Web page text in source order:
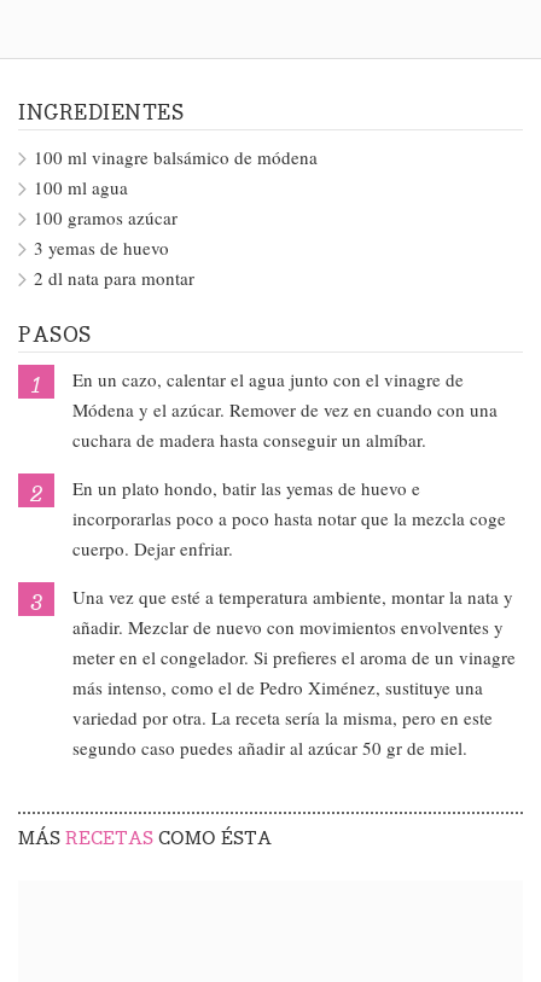
INGREDIENTES
100 ml vinagre balsámico de módena
100 ml agua
100 gramos azúcar
3 yemas de huevo
2 dl nata para montar
PASOS
En un cazo, calentar el agua junto con el vinagre de
Módena y el azúcar. Remover de vez en cuando con una
cuchara de madera hasta conseguir un almíbar.
En un plato hondo, batir las yemas de huevo e
incorporarlas poco a poco hasta notar que la mezcla coge
cuerpo. Dejar enfriar.
Una vez que esté a temperatura ambiente, montar la nata y
añadir. Mezclar de nuevo con movimientos envolventes y
meter en el congelador. Si prefieres el aroma de un vinagre
más intenso, como el de Pedro Ximénez, sustituye una
variedad por otra. La receta sería la misma, pero en este
segundo caso puedes añadir al azúcar 50 gr de miel.
MÁS RECETAS COMO ÉSTA